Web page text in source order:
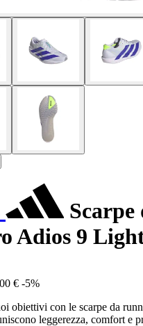
Scarpe
Adios 9
€ -5%
obiettivi con le scarpe da
leggerezza, comfort e